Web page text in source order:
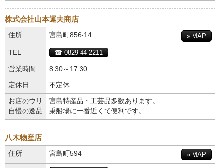
株式会社山本運夫商店
住所 » MAP
宮島町856-14
TEL ☎ 0829-44-2211
営業時間 8:30～17:30
定休日 不定休
お店のウリ
自慢の逸品
宮島特産品・工芸品多数あります。
乗船場に一番近くて便利です。
八木物産店
住所 » MAP
宮島町594